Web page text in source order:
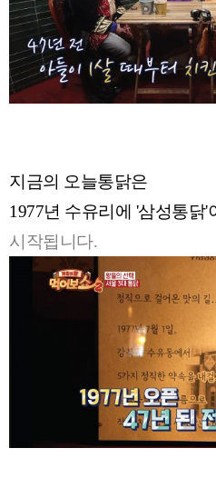
지금의 오늘통닭은
1977년 수유리에 '삼성통닭'
시작됩니다.